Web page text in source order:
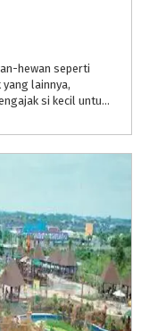
hewan seperti
lainnya,
sehingga sangat menarik jika ayah dan ibu mengajak si kecil untuk datang ke bazar ini sambil melihat dan belajar mengenai hewan favorite